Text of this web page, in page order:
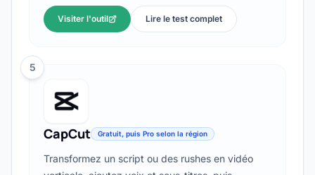
Visiter l'outil Lire le test complet
5
CapCut Gratuit, puis Pro selon la région
Transformez un script ou des rushes en vidéo